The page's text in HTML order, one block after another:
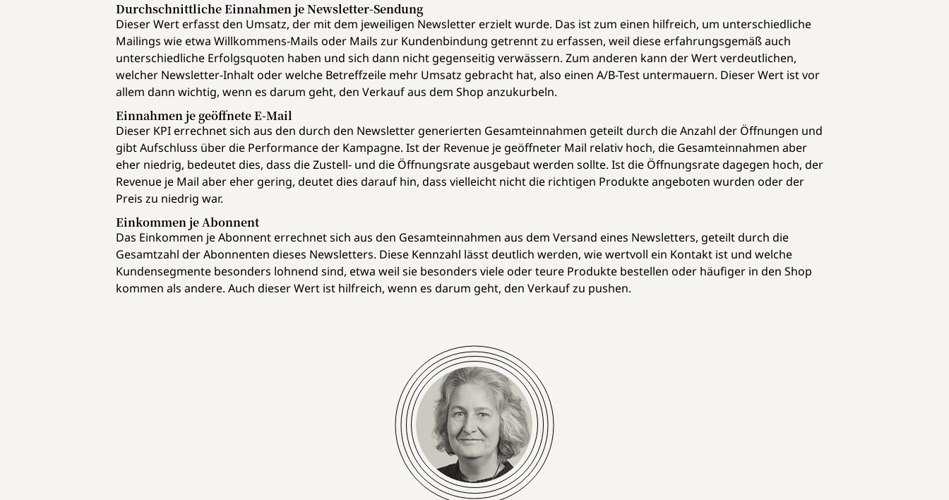
Durchschnittliche Einnahmen je Newsletter-Sendung
Dieser Wert erfasst den Umsatz, der mit dem jeweiligen Newsletter erzielt wurde. Das ist zum einen hilfreich, um unterschiedliche
Mailings wie etwa Willkommens-Mails oder Mails zur Kundenbindung getrennt zu erfassen, weil diese erfahrungsgemäß auch
unterschiedliche Erfolgsquoten haben und sich dann nicht gegenseitig verwässern. Zum anderen kann der Wert verdeutlichen,
welcher Newsletter-Inhalt oder welche Betreffzeile mehr Umsatz gebracht hat, also einen A/B-Test untermauern. Dieser Wert ist vor
allem dann wichtig, wenn es darum geht, den Verkauf aus dem Shop anzukurbeln.
Einnahmen je geöffnete E-Mail
Dieser KPI errechnet sich aus den durch den Newsletter generierten Gesamteinnahmen geteilt durch die Anzahl der Öffnungen und
gibt Aufschluss über die Performance der Kampagne. Ist der Revenue je geöffneter Mail relativ hoch, die Gesamteinnahmen aber
eher niedrig, bedeutet dies, dass die Zustell- und die Öffnungsrate ausgebaut werden sollte. Ist die Öffnungsrate dagegen hoch, der
Revenue je Mail aber eher gering, deutet dies darauf hin, dass vielleicht nicht die richtigen Produkte angeboten wurden oder der
Preis zu niedrig war.
Einkommen je Abonnent
Das Einkommen je Abonnent errechnet sich aus den Gesamteinnahmen aus dem Versand eines Newsletters, geteilt durch die
Gesamtzahl der Abonnenten dieses Newsletters. Diese Kennzahl lässt deutlich werden, wie wertvoll ein Kontakt ist und welche
Kundensegmente besonders lohnend sind, etwa weil sie besonders viele oder teure Produkte bestellen oder häufiger in den Shop
kommen als andere. Auch dieser Wert ist hilfreich, wenn es darum geht, den Verkauf zu pushen.